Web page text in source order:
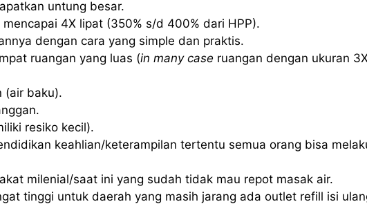
untung besar.
4X lipat (350% s/d 400% dari HPP).
dengan cara yang simple dan praktis.
ruangan yang luas (in many case ruangan dengan ukuran
(air baku).
resiko kecil).
keahlian/keterampilan tertentu semua orang bisa
milenial/saat ini yang sudah tidak mau repot masak air.
tinggi untuk daerah yang masih jarang ada outlet refill isi